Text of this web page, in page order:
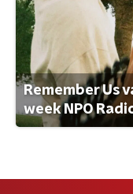
Remember Us
week NPO